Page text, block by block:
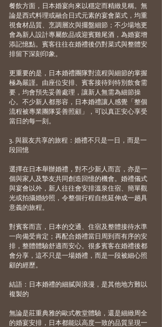
餐飲方面，日本婚宴向來以穩定而精緻見稱。無
論是西式料理或融合日式元素的宴會菜式，均重
視食材品質、烹調層次與擺盤細節；不少場地更
會為新人設計專屬飲品或迎賓雞尾酒，為婚宴增
添記憶點。賓客往往在婚禮後仍對菜式與整體安
排留下深刻印象。
更重要的是，日本婚禮團隊對流程與細節的掌握
極為嚴謹。由座位安排、賓客接待到特別飲食需
要，均會預先妥善處理，讓新人無需為細節操
心。不少新人都形容，日本婚禮讓人感覺「整個
流程被專業團隊妥善照顧」，可以真正安心享受
當日的每一刻。
3. 與親友共享的旅程：婚禮不只是一日，而是一
段回憶
選擇在日本舉辦婚禮，對不少新人而言，亦是一
個與家人及摯友共同創造回憶的機會。婚禮儀式
與宴會以外，新人往往會安排溫泉住宿、簡單觀
光或拍攝婚紗照，令整個行程自然延伸成一趟具
意義的旅程。
對賓客而言，日本的交通、住宿及整體接待水準
一向備受肯定；再配合婚禮當日周到而有序的安
排，整體體驗舒適而安心。很多賓客在婚禮後都
會分享，這不只是一場婚禮，而是一段被細心照
顧的經歷。
結語：日本婚禮的細膩與浪漫，是其他地方難以
複製的
無論是莊重典雅的歐式教堂體驗，還是細緻周全
的婚宴安排，日本都能以高度一致的品質呈現一